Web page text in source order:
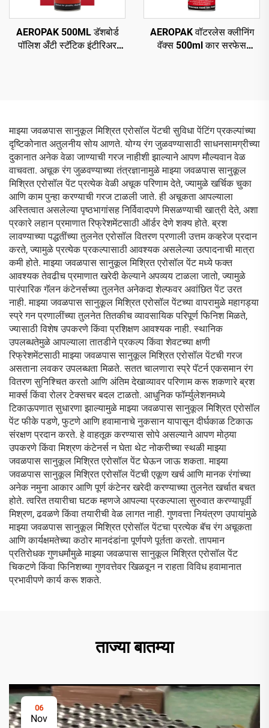
AEROPAK 500ML डॅशबोर्ड
पॉलिश अँटी स्टॅटिक इंटीरिअर
AEROPAK वॉटरलेस क्लीनिंग
वॅक्स 500ml कार सरफेस
माझ्या जवळपास सानुकूल मिश्रित एरोसॉल पेंटची सुविधा पेंटिंग प्रकल्पांच्या
दृष्टिकोनात अतुलनीय सोय आणते. योग्य रंग जुळवण्यासाठी साधनसामग्रीच्या
दुकानात अनेक वेळा जाण्याची गरज नाहीशी झाल्याने आपण मौल्यवान वेळ
वाचवता. अचूक रंग जुळवण्याच्या तंत्रज्ञानामुळे माझ्या जवळपास सानुकूल
मिश्रित एरोसॉल पेंट प्रत्येक वेळी अचूक परिणाम देते, ज्यामुळे खर्चिक चुका
आणि काम पुन्हा करण्याची गरज टाळली जाते. ही अचूकता आपल्याला
अस्तित्वात असलेल्या पृष्ठभागांसह निर्विवादपणे मिसळण्याची खात्री देते, अशा
प्रकारे लहान प्रमाणात रिफ्रेशमेंटसाठी ऑर्डर देणे शक्य होते. ब्रश
लावण्याच्या पद्धतींच्या तुलनेत एरोसॉल वितरण प्रणाली उत्तम कव्हरेज प्रदान
करते, ज्यामुळे प्रत्येक प्रकल्पासाठी आवश्यक असलेल्या उत्पादनाची मात्रा
कमी होते. माझ्या जवळपास सानुकूल मिश्रित एरोसॉल पेंट मध्ये फक्त
आवश्यक तेवढीच प्रमाणात खरेदी केल्याने अपव्यय टाळला जातो, ज्यामुळे
पारंपारिक गॅलन कंटेनर्सच्या तुलनेत अनेकदा शेल्फवर अवांछित पेंट उरत
नाही. माझ्या जवळपास सानुकूल मिश्रित एरोसॉल पेंटच्या वापरामुळे महागड्या
स्प्रे गन प्रणालींच्या तुलनेत तितकीच व्यावसायिक परिपूर्ण फिनिश मिळते,
ज्यासाठी विशेष उपकरणे किंवा प्रशिक्षण आवश्यक नाही. स्थानिक
उपलब्धतेमुळे आपल्याला तातडीने प्रकल्प किंवा शेवटच्या क्षणी
रिफ्रेशमेंटसाठी माझ्या जवळपास सानुकूल मिश्रित एरोसॉल पेंटची गरज
असताना लवकर उपलब्धता मिळते. सतत चालणारा स्प्रे पॅटर्न एकसमान रंग
वितरण सुनिश्चित करतो आणि अंतिम देखाव्यावर परिणाम करू शकणारे ब्रश
मार्क्स किंवा रोलर टेक्सचर बदल टाळतो. आधुनिक फॉर्म्युलेशनमध्ये
टिकाऊपणात सुधारणा झाल्यामुळे माझ्या जवळपास सानुकूल मिश्रित एरोसॉल
पेंट फीके पडणे, फुटणे आणि हवामानाचे नुकसान यापासून दीर्घकाळ टिकाऊ
संरक्षण प्रदान करते. हे वाहतूक करण्यास सोपे असल्याने आपण मोठ्या
उपकरणे किंवा मिश्रण कंटेनर्स न घेता थेट नोकरीच्या स्थळी माझ्या
जवळपास सानुकूल मिश्रित एरोसॉल पेंट घेऊन जाऊ शकता. माझ्या
जवळपास सानुकूल मिश्रित एरोसॉल पेंटची एकूण खर्च आणि मानक रंगांच्या
अनेक नमुना आकार आणि पूर्ण कंटेनर खरेदी करण्याच्या तुलनेत खर्चात बचत
होते. त्वरित तयारीचा घटक म्हणजे आपल्या प्रकल्पाला सुरुवात करण्यापूर्वी
मिश्रण, ढवळणे किंवा तयारीची वेळ लागत नाही. गुणवत्ता नियंत्रण उपायांमुळे
माझ्या जवळपास सानुकूल मिश्रित एरोसॉल पेंटचा प्रत्येक बॅच रंग अचूकता
आणि कार्यक्षमतेच्या कठोर मानदंडांना पूर्णपणे पूर्तता करतो. तापमान
प्रतिरोधक गुणधर्मांमुळे माझ्या जवळपास सानुकूल मिश्रित एरोसॉल पेंट
चिकटणे किंवा फिनिशच्या गुणवत्तेवर खिळवून न राहता विविध हवामानात
प्रभावीपणे कार्य करू शकते.
ताज्या बातम्या
06
Nov